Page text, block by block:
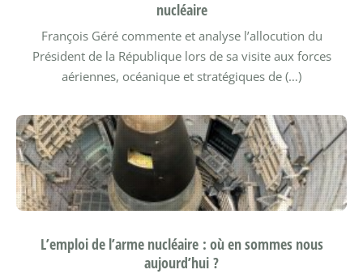
nucléaire
François Géré commente et analyse l’allocution du
Président de la République lors de sa visite aux forces
aériennes, océanique et stratégiques de (…)
L’emploi de l’arme nucléaire : où en sommes nous
aujourd’hui ?